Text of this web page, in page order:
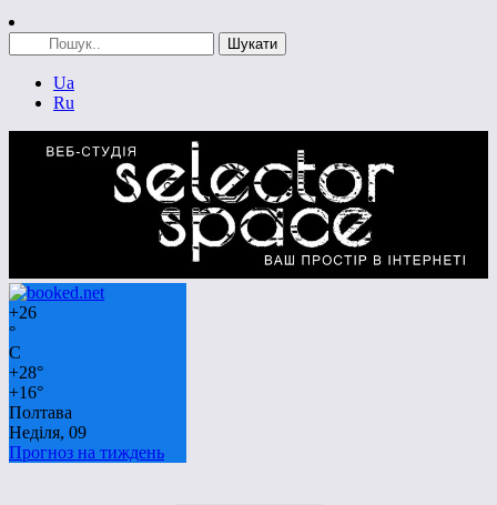
Ua
Ru
+26
°
C
+28°
+16°
Полтава
Неділя, 09
Прогноз на тиждень